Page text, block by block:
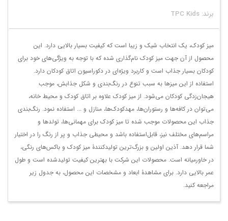
برند: TPC Kids
میز کودک، یک انتخاب شیک و زیبا است که کیفیت بسیار بالایی دارد. این
محصول از آن‌ جهت میز کودک نام‌‌گذاری شده که با توجه به ویژگی‌های خود برای
کودکان بسیار جذاب است و کاربرد ویژه‌ای در دکوراسیون اتاق کودکان دارد.
استفاده از این میزها به سبب تنوع در رنگ‌بندی و شکل جذابش، موجب
هیجان‌زدگی کودکان می‌شود. از میز کودک علاوه بر اتاق کودک و محیط خانه،
می‌توان در کافه‌ها و رستوران‌ها، مهدکودک‌ها، منازل و ... استفاده نمود. رنگ‌بندی
جذاب این محصولات موجب شده تا میز کودک برای مهمانی‌ها، تولد‌ها و
مراسم‌های مختلف نیز، قابل‌استفاده باشد و محیطی جذاب و پر از رنگ را در اختیار
شما قرار دهد. آذین اولین و بزرگ‌ترین تولیدکنندۀ میز کودک و باکس‌های رنگی،
در خاورمیانه است. محصولات این شرکت با بهترین کیفیت تولیدشده است و طول
عمر بالایی دارد. برای مشاهدۀ ابعاد و مشخصات این محصول، به جدول زیر
مراجعه کنید.